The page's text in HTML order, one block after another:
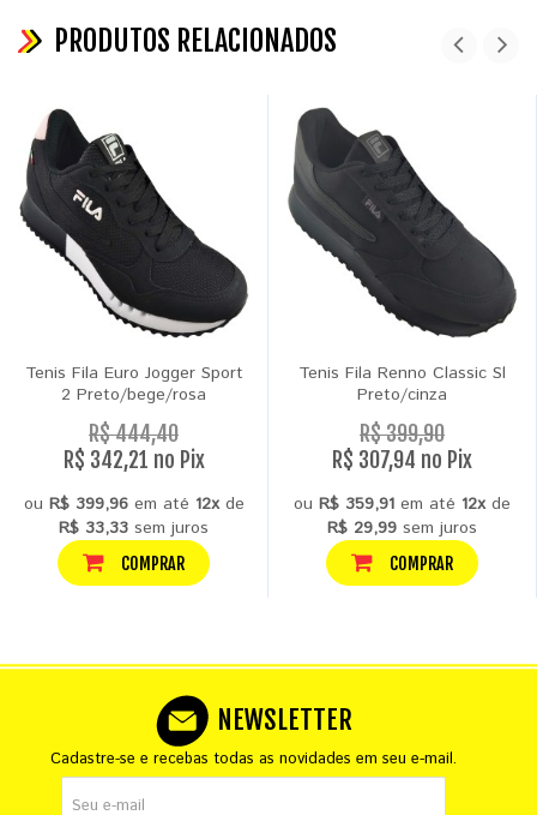
PRODUTOS RELACIONADOS
Tenis Fila Euro Jogger Sport
2 Preto/bege/rosa
R$ 444,40
R$ 342,21 no Pix
ou R$ 399,96em até 12xde
R$ 33,33 sem juros
COMPRAR
Tenis Fila Renno Classic Sl
Preto/cinza
R$ 399,90
R$ 307,94 no Pix
ou R$ 359,91 em até 12xde
R$ 29,99 sem juros
COMPRAR
NEWSLETTER
Cadastre-se e recebas todas as novidades em seu e-mail.